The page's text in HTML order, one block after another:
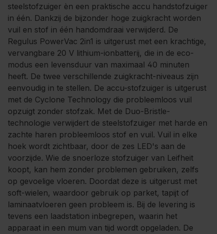
steelstofzuiger èn een praktische accu handstofzuiger
in één. Dankzij de bijzonder hoge zuigkracht worden
vuil en stof in één handomdraai verwijderd. De
Regulus PowerVac 2in1 is uitgerust met een krachtige,
vervangbare 20 V lithium-ionbatterij, die in de eco-
modus een levensduur van maximaal 40 minuten
heeft. De twee verschillende zuigkracht-niveaus zijn
eenvoudig in te stellen. De accu-stofzuiger is uitgerust
met de Cyclone Technology die probleemloos vuil
opzuigt zonder stofzak. Met de Duo-Bristle-
technologie verwijdert de steelstofzuiger met harde en
zachte haren probleemloos stof en vuil. Vuil in elke
hoek wordt zichtbaar, door de zes LED's aan de
voorzijde. Wie de snoerloze stofzuiger van Leifheit
koopt, kan hem zonder problemen gebruiken, zelfs
op gevoelige vloeren. Doordat deze is uitgerust met
soft-wielen, waardoor gebruik op parket, tapijt of
laminaatvloeren geen probleem is. Bij de levering is
tevens een laadstation inbegrepen, waarin het
apparaat in een mum van tijd wordt opgeladen. De